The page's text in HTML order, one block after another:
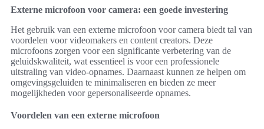
Externe microfoon voor camera: een goede investering
Het gebruik van een externe microfoon voor camera biedt tal van
voordelen voor videomakers en content creators. Deze
microfoons zorgen voor een significante verbetering van de
geluidskwaliteit, wat essentieel is voor een professionele
uitstraling van video-opnames. Daarnaast kunnen ze helpen om
omgevingsgeluiden te minimaliseren en bieden ze meer
mogelijkheden voor gepersonaliseerde opnames.
Voordelen van een externe microfoon